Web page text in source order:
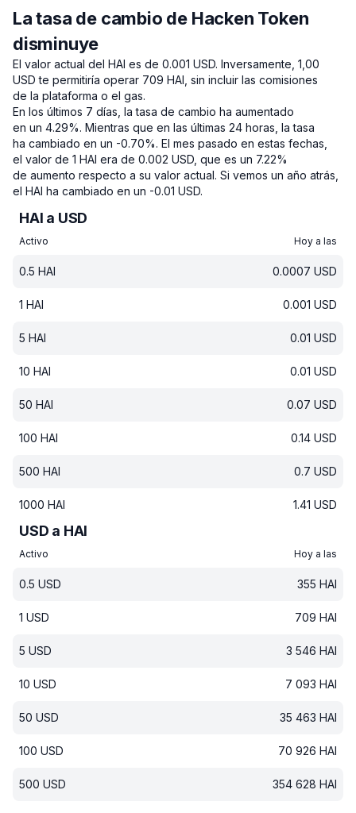
La tasa de cambio de Hacken Token
disminuye
El valor actual del HAI es de 0.001 USD. Inversamente, 1,00
USD te permitiría operar 709 HAI, sin incluir las comisiones
de la plataforma o el gas.
En los últimos 7 días, la tasa de cambio ha aumentado
en un 4.29%. Mientras que en las últimas 24 horas, la tasa
ha cambiado en un -0.70%. El mes pasado en estas fechas,
el valor de 1 HAI era de 0.002 USD, que es un 7.22%
de aumento respecto a su valor actual. Si vemos un año atrás,
el HAI ha cambiado en un -0.01 USD.
HAI a USD
Activo Hoy a las
0.5 HAI 0.0007 USD
1 HAI 0.001 USD
5 HAI 0.01 USD
10 HAI 0.01 USD
50 HAI 0.07 USD
100 HAI 0.14 USD
500 HAI 0.7 USD
1000 HAI 1.41 USD
USD a HAI
Activo Hoy a las
0.5 USD 355 HAI
1 USD 709 HAI
5 USD 3 546 HAI
10 USD 7 093 HAI
50 USD 35 463 HAI
100 USD 70 926 HAI
500 USD 354 628 HAI